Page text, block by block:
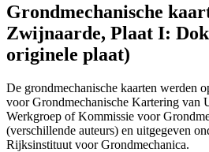
Grondmechanische
Zwijnaarde, Plaat I:
originele plaat)
De grondmechanische kaarten werden
voor Grondmechanische Kartering van
Werkgroep of Kommissie voor
(verschillende auteurs) en uitgegeven
Rijksinstituut voor Grondmechanica.